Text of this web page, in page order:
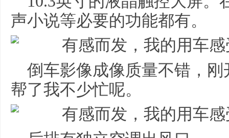
声小说等必要的功能都有。
倒车影像成像质量不错，
帮了我不少忙呢。